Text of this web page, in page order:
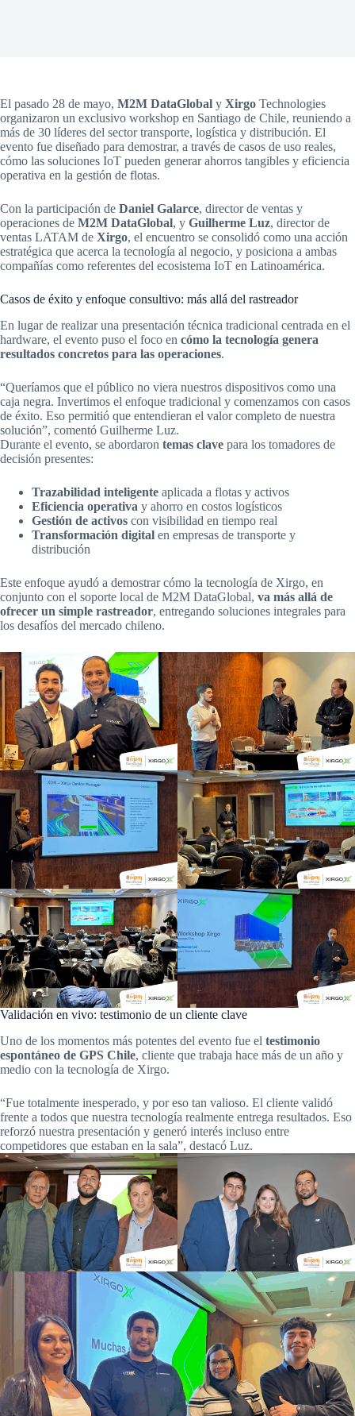
El pasado 28 de mayo, M2M DataGlobal y Xirgo Technologies
organizaron un exclusivo workshop en Santiago de Chile, reuniendo a
más de 30 líderes del sector transporte, logística y distribución. El
evento fue diseñado para demostrar, a través de casos de uso reales,
cómo las soluciones IoT pueden generar ahorros tangibles y eficiencia
operativa en la gestión de flotas.
Con la participación de Daniel Galarce, director de ventas y
operaciones de M2M DataGlobal, y Guilherme Luz, director de
ventas LATAM de Xirgo, el encuentro se consolidó como una acción
estratégica que acerca la tecnología al negocio, y posiciona a ambas
compañías como referentes del ecosistema IoT en Latinoamérica.
Casos de éxito y enfoque consultivo: más allá del rastreador
En lugar de realizar una presentación técnica tradicional centrada en el
hardware, el evento puso el foco en cómo la tecnología genera
resultados concretos para las operaciones.
“Queríamos que el público no viera nuestros dispositivos como una
caja negra. Invertimos el enfoque tradicional y comenzamos con casos
de éxito. Eso permitió que entendieran el valor completo de nuestra
solución”, comentó Guilherme Luz.
Durante el evento, se abordaron temas clave para los tomadores de
decisión presentes:
Trazabilidad inteligente aplicada a flotas y activos
Eficiencia operativa y ahorro en costos logísticos
Gestión de activos con visibilidad en tiempo real
Transformación digital en empresas de transporte y
distribución
Este enfoque ayudó a demostrar cómo la tecnología de Xirgo, en
conjunto con el soporte local de M2M DataGlobal, va más allá de
ofrecer un simple rastreador, entregando soluciones integrales para
los desafíos del mercado chileno.
Validación en vivo: testimonio de un cliente clave
Uno de los momentos más potentes del evento fue el testimonio
espontáneo de GPS Chile, cliente que trabaja hace más de un año y
medio con la tecnología de Xirgo.
“Fue totalmente inesperado, y por eso tan valioso. El cliente validó
frente a todos que nuestra tecnología realmente entrega resultados. Eso
reforzó nuestra presentación y generó interés incluso entre
competidores que estaban en la sala”, destacó Luz.